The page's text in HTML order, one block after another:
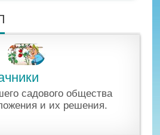
садового общества
и их решения.